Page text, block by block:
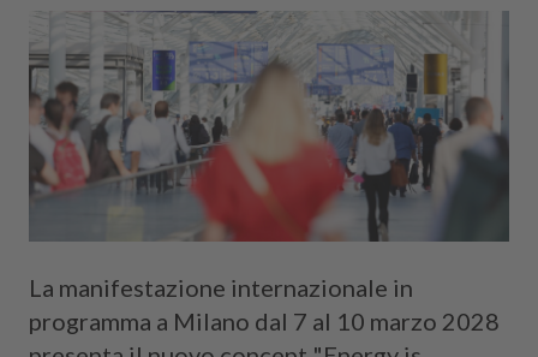
La manifestazione internazionale in
programma a Milano dal 7 al 10 marzo 2028